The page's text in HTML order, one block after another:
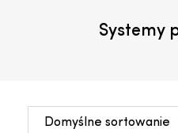
Systemy
Domyślne sortowanie